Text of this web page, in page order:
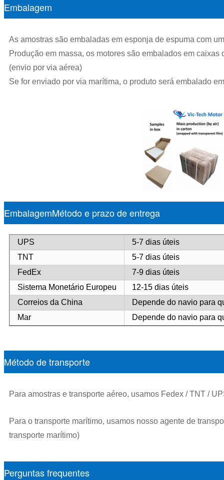
Embalagem
As amostras são embaladas em esponja de espuma com
Produção em massa, os motores são embalados em
(envio por via aérea)
Se for enviado por via marítima, o produto será embalado
EmbalagemMétodo e prazo de entrega
UPS
5-7 dias úteis
TNT
5-7 dias úteis
FedEx
7-9 dias úteis
Sistema Monetário Europeu
12-15 dias úteis
Correios da China
Depende do navio para
Mar
Depende do navio para
Método de transporte
Para amostras e transporte aéreo, usamos Fedex / TNT /
Para o transporte marítimo, usamos nosso agente de
transporte marítimo)
Perguntas frequentes